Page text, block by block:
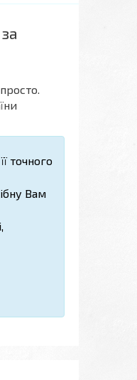
за
точного
Вам